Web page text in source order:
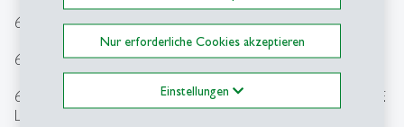
Nur erforderliche Cookies akzeptieren
Einstellungen
6.40 pm Musical interlude
6.45 pm «Ubuntu», read by Khanyile Joseph Mlotshwa
6.55 pm Following Toiva’s Creation: Insights from Tobias F.
Lingg